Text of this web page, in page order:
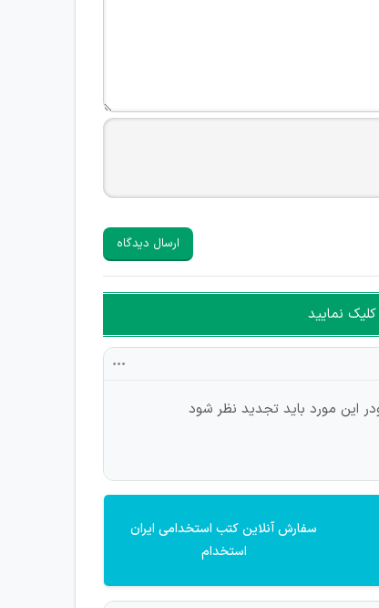
ارسال دیدگاه
نمایید
این مورد باید تجدید نظر شود
سفارش آنلاین کتب استخدامی ایران
استخدام